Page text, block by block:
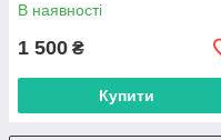
В наявності
1 500 ₴
Купити